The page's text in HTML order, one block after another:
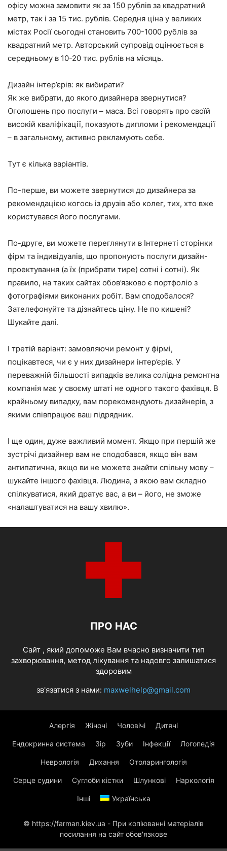
офісу можна замовити як за 150 рублів за квадратний
метр, так і за 15 тис. рублів. Середня ціна у великих
містах Росії сьогодні становить 700-1000 рублів за
квадратний метр. Авторський супровід оцінюється в
середньому в 10-20 тис. рублів на місяць.
Дизайн інтер’єрів: як вибирати?
Як же вибрати, до якого дизайнера звернутися?
Оголошень про послуги – маса. Всі говорять про своїй
високій кваліфікації, показують дипломи і рекомендації
– в загальному, активно рекламують себе.
Тут є кілька варіантів.
По-перше, ви можете звернутися до дизайнера за
рекомендацією когось із друзів або колег, тих, хто вже
користувався його послугами.
По-друге, ви можете переглянути в Інтернеті сторінки
фірм та індивідуалів, що пропонують послуги дизайн-
проектування (а їх (прибрати тире) сотні і сотні). Як
правило, на таких сайтах обов’язково є портфоліо з
фотографіями виконаних робіт. Вам сподобалося?
Зателефонуйте та дізнайтесь ціну. Не по кишені?
Шукайте далі.
І третій варіант: замовляючи ремонт у фірмі,
поцікавтеся, чи є у них дизайнери інтер’єрів. У
переважній більшості випадків велика солідна ремонтна
компанія має у своєму штаті не одного такого фахівця. В
крайньому випадку, вам порекомендують дизайнерів, з
якими співпрацює ваш підрядник.
І ще один, дуже важливий момент. Якщо при першій же
зустрічі дизайнер вам не сподобався, якщо він вам
антипатична, якщо ви не можете знайти спільну мову –
шукайте іншого фахівця. Людина, з якою вам складно
спілкуватися, який дратує вас, а ви – його, не зможе
«налаштуватися на вашу хвилю».
ПРО НАС
Cайт , який допоможе Вам вчасно визначити тип
захворювання, метод лікування та надовго залишатися
здоровим
зв'язатися з нами: maxwelhelp@gmail.com
Алергія Жіночі Чоловічі Дитячі
Ендокринна система Зір Зуби Інфекції Логопедія
Неврологія Дихання Отоларингологія
Серце судини Суглоби кістки Шлункові Наркологія
Інші Українська
© https://farman.kiev.ua - При копіюванні матеріалів
посилання на сайт обов'язкове